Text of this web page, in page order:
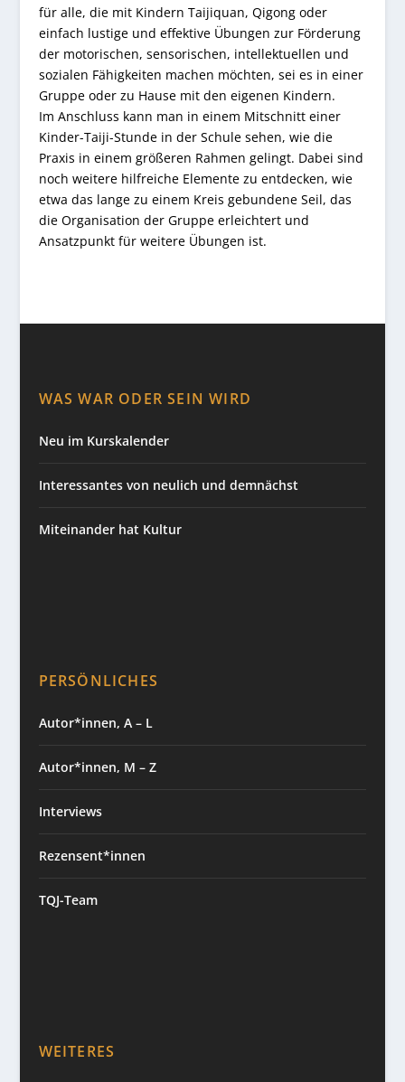
für alle, die mit Kindern Taijiquan, Qigong oder
einfach lustige und effektive Übungen zur Förderung
der motorischen, sensorischen, intellektuellen und
sozialen Fähigkeiten machen möchten, sei es in einer
Gruppe oder zu Hause mit den eigenen Kindern.
Im Anschluss kann man in einem Mitschnitt einer
Kinder-Taiji-Stunde in der Schule sehen, wie die
Praxis in einem größeren Rahmen gelingt. Dabei sind
noch weitere hilfreiche Elemente zu entdecken, wie
etwa das lange zu einem Kreis gebundene Seil, das
die Organisation der Gruppe erleichtert und
Ansatzpunkt für weitere Übungen ist.
WAS WAR ODER SEIN WIRD
Neu im Kurskalender
Interessantes von neulich und demnächst
Miteinander hat Kultur
PERSÖNLICHES
Autor*innen, A – L
Autor*innen, M – Z
Interviews
Rezensent*innen
TQJ-Team
WEITERES